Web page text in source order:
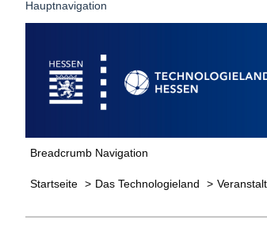
Hauptnavigation
Startseite
Breadcrumb Navigation
Startseite Das Technologieland